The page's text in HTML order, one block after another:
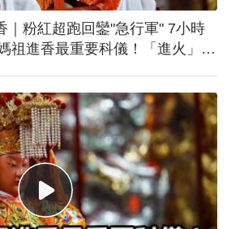
｜粉紅超跑回鑾"急行軍" 7小時
祖進香最重要科儀！「進火」儀